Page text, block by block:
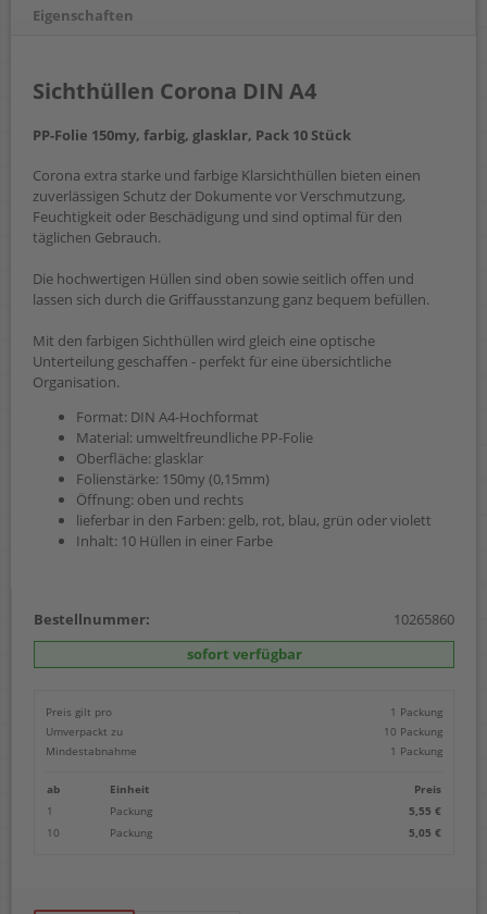
Eigenschaften
Sichthüllen Corona DIN A4
PP-Folie 150my, farbig, glasklar, Pack 10 Stück
Corona extra starke und farbige Klarsichthüllen bieten einen
zuverlässigen Schutz der Dokumente vor Verschmutzung,
Feuchtigkeit oder Beschädigung und sind optimal für den
täglichen Gebrauch.
Die hochwertigen Hüllen sind oben sowie seitlich offen und
lassen sich durch die Griffausstanzung ganz bequem befüllen.
Mit den farbigen Sichthüllen wird gleich eine optische
Unterteilung geschaffen - perfekt für eine übersichtliche
Organisation.
Format: DIN A4-Hochformat
Material: umweltfreundliche PP-Folie
Oberfläche: glasklar
Folienstärke: 150my (0,15mm)
Öffnung: oben und rechts
lieferbar in den Farben: gelb, rot, blau, grün oder violett
Inhalt: 10 Hüllen in einer Farbe
Bestellnummer:
10265860
sofort verfügbar
Preis gilt pro
1 Packung
Umverpackt zu
10 Packung
Mindestabnahme
1 Packung
ab Einheit
Preis
1
Packung
5,55 €
10
Packung 5,05 €